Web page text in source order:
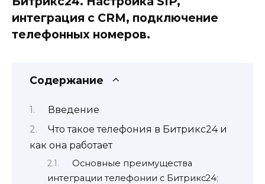
интеграция с CRM, подключение
телефонных номеров.
Содержание
Введение
Что такое телефония в Битрикс24 и
как она работает
Основные преимущества
интеграции телефонии с Битрикс24: